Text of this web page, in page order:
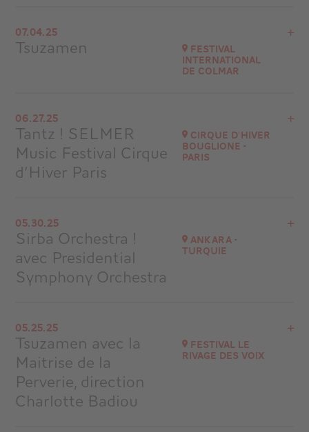
Château de Mareilles
at21H30
07.04.25
Tsuzamen Festival
International
de Colmar
Colmar
at18H00
Go to site
Buy your tickets
06.27.25
Tantz ! SELMER
Music Festival Cirque
d’Hiver Paris
Cirque d'Hiver
Bouglione -
Paris
Cirque d'Hiver Bouglione - Paris
at 20H00
Go to site
Buy your tickets
05.30.25
Sirba Orchestra !
avec Presidential
Symphony Orchestra
Ankara -
Turquie
Ankara - Turquie
Buy your tickets
05.25.25
Tsuzamen avec la
Maitrise de la
Perverie, direction
Charlotte Badiou
Festival Le
Rivage des Voix